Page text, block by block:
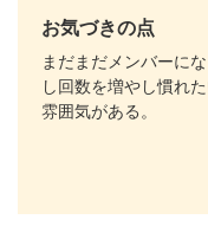
お気づきの点
まだまだメンバーに
し回数を増やし慣れ
雰囲気がある。